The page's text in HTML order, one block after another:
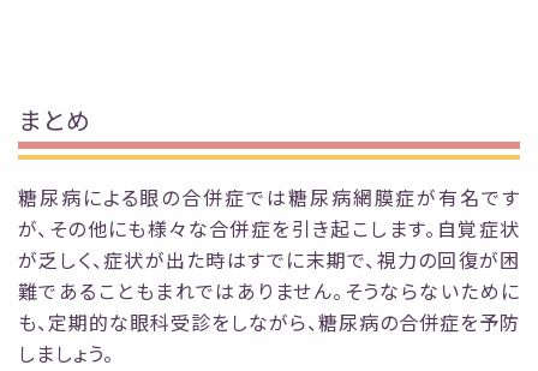
まとめ
糖尿病による眼の合併症では糖尿病網膜症が有名です
が、その他にも様々な合併症を引き起こします。自覚症状
が乏しく、症状が出た時はすでに末期で、視力の回復が困
難であることもまれではありません。そうならないために
も、定期的な眼科受診をしながら、糖尿病の合併症を予防
し ましょう。